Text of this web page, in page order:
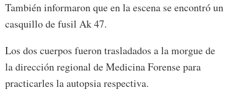
También informaron que en la escena se encontró un
casquillo de fusil Ak 47.
Los dos cuerpos fueron trasladados a la morgue de
la dirección regional de Medicina Forense para
practicarles la autopsia respectiva.